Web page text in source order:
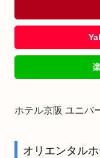
ホテル京阪 ユニバ
オリエンタル